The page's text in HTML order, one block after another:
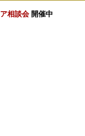
相談会 開催中